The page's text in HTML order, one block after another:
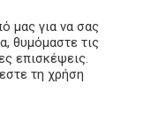
μας για να σας
θυμόμαστε τις
επισκέψεις.
τη χρήση